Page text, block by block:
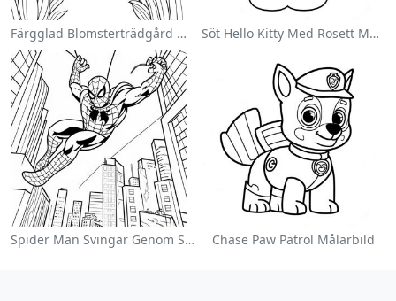
Färgglad Blomsterträdgård Målarbild Söt Hello Kitty Med Rosett Målarbild
Spider Man Svingar Genom Staden Målarbild Chase Paw Patrol Målarbild